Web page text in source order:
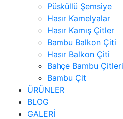
Püsküllü Şemsiye
Hasır Kamelyalar
Hasır Kamış Çitler
Bambu Balkon Çiti
Hasır Balkon Çiti
Bahçe Bambu Çitleri
Bambu Çit
ÜRÜNLER
BLOG
GALERİ